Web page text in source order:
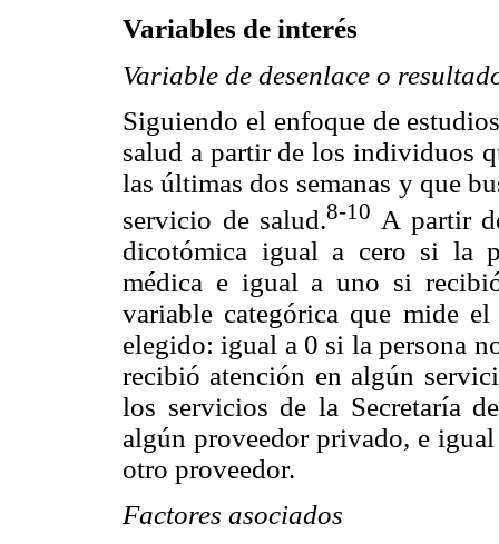
Variables de interés
Variable de desenlace o
Siguiendo el enfoque de
salud a partir de los individuos
las últimas dos semanas y que
servicio de salud.8-10 A partir
dicotómica igual a cero si la
médica e igual a uno si
variable categórica que mide
elegido: igual a 0 si la persona
recibió atención en algún
los servicios de la Secretaría
algún proveedor privado, e
otro proveedor.
Factores asociados